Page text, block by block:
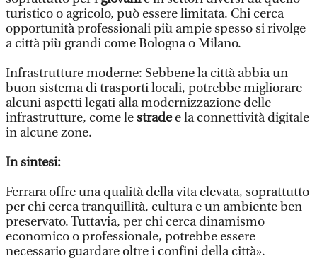
turistico o agricolo, può essere limitata. Chi cerca
opportunità professionali più ampie spesso si rivolge
a città più grandi come Bologna o Milano.
Infrastrutture moderne: Sebbene la città abbia un
buon sistema di trasporti locali, potrebbe migliorare
alcuni aspetti legati alla modernizzazione delle
infrastrutture, come lestradee la connettività digitale
in alcune zone.
In sintesi:
Ferrara offre una qualità della vita elevata, soprattutto
per chi cerca tranquillità, cultura e un ambiente ben
preservato. Tuttavia, per chi cerca dinamismo
economico o professionale, potrebbe essere
necessario guardare oltre i confini della città».